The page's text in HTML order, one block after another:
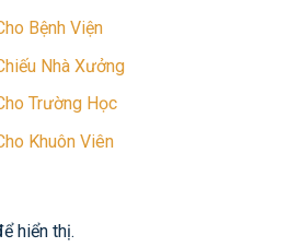
Bệnh Viện
Nhà Xưởng
Trường Học
Khuôn Viên
hiển thị.